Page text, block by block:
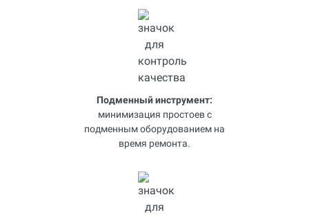
Подменный инструмент:
минимизация простоев с
подменным оборудованием на
время ремонта.